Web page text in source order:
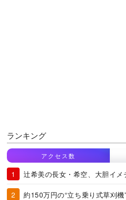
ランキング
アクセス数
辻希美の長女・希空、大胆イメ
約150万円の“立ち乗り式草刈機